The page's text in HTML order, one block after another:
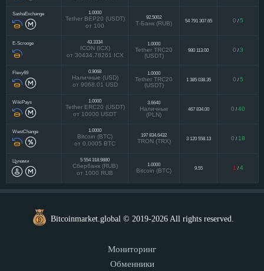
SashaExchange 1.0000
Tether BEP20 (USDT)
от 100
92.5002
Т-Банк (RUB) 54 791 307.65 0 / 5
E-Scrooge 43.3334
ICON (ICX)
от 30434.78261 ICX
1.0000
Tether TRC20
(USDT)
980 113.00 0 / 3
Flexy69 0.9068
Наличные (USD)
от 9068.01 USD
1.0000
Tether TRC20
(USDT)
1 385 038.35 0 / 5
WikiPays 1.0000
Tether ERC20 (USDT)
от 10000 USDT
3.6640
Наличные
(PLN)
467 834.00 0 / 40
WestChange 1.0000
Bitcoin (BTC)
от 0.0005 BTC
197 834.6432
TRON (TRX) 3 120 558.13 0 / 18
Цунами 5 554 318.9880
Сбербанк (RUB)
от 1000 RUB
1.0000
Bitcoin (BTC) 9.55 1 / 4
Bitcoinmarket.global © 2019-2026 All rights reserved.
Мониторинг
Обменники